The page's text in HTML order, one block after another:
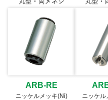
ARB-RE
ニッケルメッキ(Ni)
ニッケ